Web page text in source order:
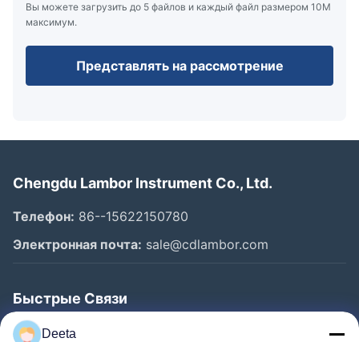
Вы можете загрузить до 5 файлов и каждый файл размером 10M
максимум.
Представлять на рассмотрение
Chengdu Lambor Instrument Co., Ltd.
Телефон: 86--15622150780
Электронная почта: sale@cdlambor.com
Быстрые Связи
Главная Страница
Deeta